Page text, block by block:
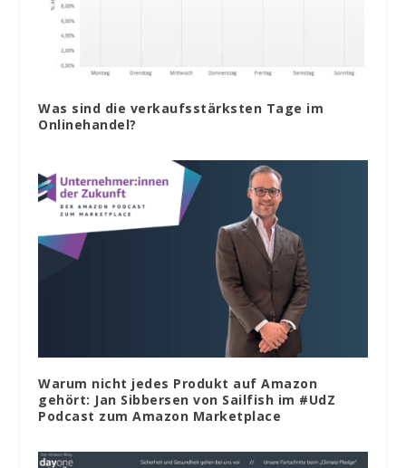
Was sind die verkaufsstärksten Tage im
Onlinehandel?
Warum nicht jedes Produkt auf Amazon
gehört: Jan Sibbersen von Sailfish im #UdZ
Podcast zum Amazon Marketplace